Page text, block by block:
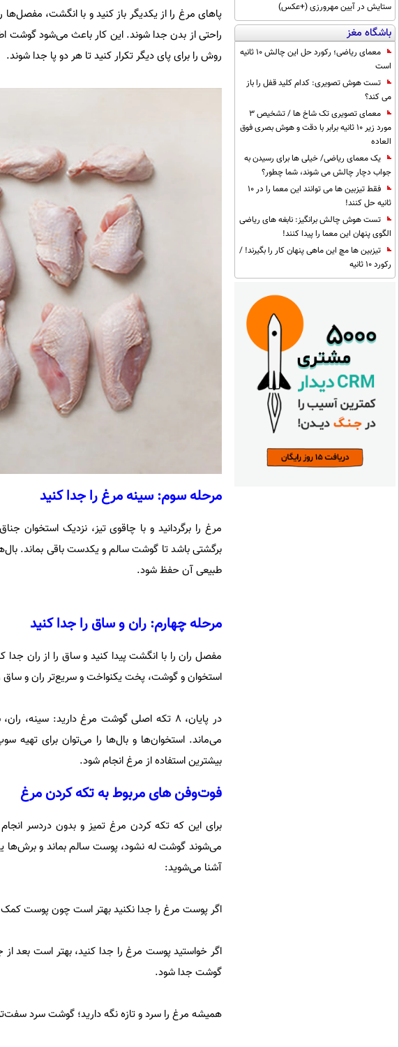
ستایش در آیین مهرورزی (+عکس)
باشگاه مغز
معمای ریاضی؛ رکورد حل این چالش 10 ثانیه
است
تست هوش تصویری: کدام کلید قفل را باز
می کند؟
معمای تصویری تک شاخ ها / تشخیص 3
مورد زیر 10 ثانیه برابر با دقت و هوش بصری فوق
العاده
یک معمای ریاضی/ خیلی ها برای رسیدن به
جواب دچار چالش می شوند، شما چطور؟
فقط تیزبین ها می توانند این معما را در 10
ثانیه حل کنند!
تست هوش چالش برانگیز: نابغه های ریاضی
الگوی پنهان این معما را پیدا کنند!
تیزبین ها مچ این ماهی پنهان کار را بگیرند! /
رکورد 10 ثانیه
پاهای مرغ را از یکدیگر باز کنید و با انگشت،
راحتی از بدن جدا شوند. این کار باعث می‌شود
روش را برای پای دیگر تکرار کنید تا هر دو پا جدا شوند.
مرحله سوم: سینه مرغ را جدا کنید
مرغ را برگردانید و با چاقوی تیز، نزدیک استخوان
برگشتی باشد تا گوشت سالم و یکدست باقی بماند.
طبیعی آن حفظ شود.
مرحله چهارم: ران و ساق را جدا کنید
مفصل ران را با انگشت پیدا کنید و ساق را از ران
استخوان و گوشت، پخت یکنواخت و سریع‌تر ران و ساق
در پایان، ۸ تکه اصلی گوشت مرغ دارید:
می‌ماند. استخوان‌ها و بال‌ها را می‌توان برای
بیشترین استفاده از مرغ انجام شود.
فوت‌وفن‌ های مربوط به تکه کردن مرغ
برای این که تکه کردن مرغ تمیز و بدون دردسر
می‌شوند گوشت له نشود، پوست سالم بماند و برش‌ها
آشنا می‌شوید:
اگر پوست مرغ را جدا نکنید بهتر است چون پوست
اگر خواستید پوست مرغ را جدا کنید، بهتر است بعد
گوشت جدا شود.
همیشه مرغ را سرد و تازه نگه دارید؛ گوشت سرد